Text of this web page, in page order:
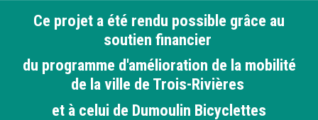
Ce projet a été rendu possible grâce au
soutien financier
du programme d'amélioration de la mobilité
de la ville de Trois-Rivières
et à celui de Dumoulin Bicyclettes